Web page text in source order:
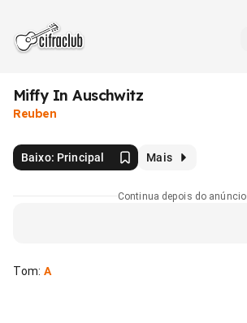
Miffy In Auschwitz
Reuben
Baixo: Principal Mais
Continua depois do anúncio
Tom: A